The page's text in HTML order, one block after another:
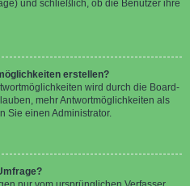
und schließlich, ob die Benutzer ihre
erstellen?
wird durch die Board-
mehr Antwortmöglichkeiten als
Sie einen Administrator.